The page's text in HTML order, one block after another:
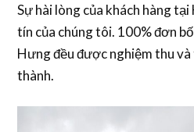
Sự hài lòng của khách hàng
tín của chúng tôi. 100% đơn
Hưng đều được nghiệm thu
thành.